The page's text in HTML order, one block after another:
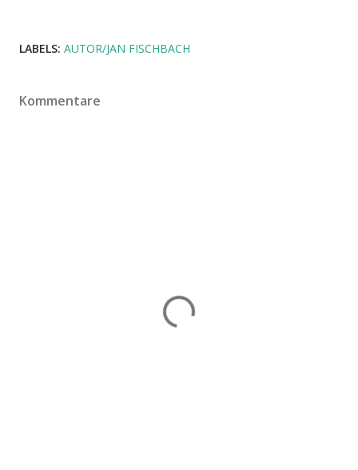
LABELS: AUTOR/JAN FISCHBACH
Kommentare